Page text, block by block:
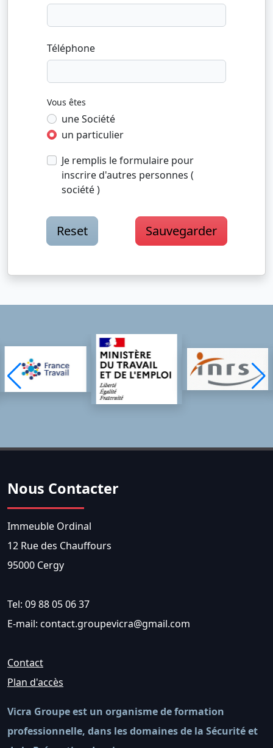
Téléphone
Vous êtes
une Société
un particulier
Je remplis le formulaire pour
inscrire d'autres personnes (
société )
Reset Sauvegarder
Nous Contacter
Immeuble Ordinal
12 Rue des Chauffours
95000 Cergy
Tel: 09 88 05 06 37
E-mail: contact.groupevicra@gmail.com
Contact
Plan d'accès
Vicra Groupe est un organisme de formation
professionnelle, dans les domaines de la Sécurité et